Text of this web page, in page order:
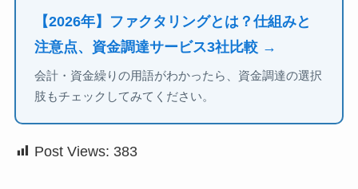
【2026年】ファクタリングとは？仕組みと
注意点、資金調達サービス3社比較 →
会計・資金繰りの用語がわかったら、資金調達の選択
肢もチェックしてみてください。
Post Views: 383